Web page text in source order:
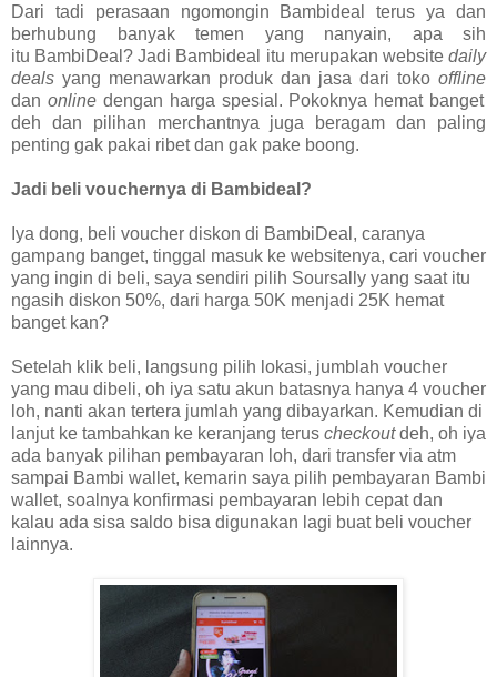
Dari tadi perasaan ngomongin Bambideal terus ya dan
berhubung banyak temen yang nanyain, apa sih
itu BambiDeal? Jadi Bambideal itu merupakan websitedaily
deals yang menawarkan produk dan jasa dari toko offline
dan onlinedengan harga spesial. Pokoknya hemat banget
deh dan pilihan merchantnya juga beragam dan paling
penting gak pakai ribet dan gak pake boong.
Jadi beli vouchernya di Bambideal?
Iya dong, beli voucher diskon di BambiDeal , caranya
gampang banget, tinggal masuk ke websitenya, cari voucher
yang ingin di beli, saya sendiri pilih Soursally yang saat itu
ngasih diskon 50%, dari harga 50K menjadi 25K hemat
banget kan?
Setelah klik beli, langsung pilih lokasi, jumblah voucher
yang mau dibeli, oh iya satu akun batasnya hanya 4 voucher
loh, nanti akan tertera jumlah yang dibayarkan. Kemudian di
lanjut ke tambahkan ke keranjang terus checkoutdeh, oh iya
ada banyak pilihan pembayaran loh, dari transfer via atm
sampai Bambi wallet, kemarin saya pilih pembayaran Bambi
wallet, soalnya konfirmasi pembayaran lebih cepat dan
kalau ada sisa saldo bisa digunakan lagi buat beli voucher
lainnya.